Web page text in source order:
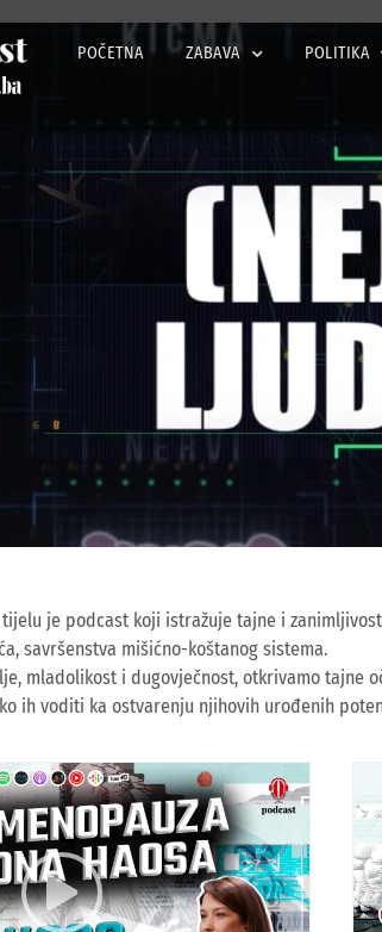
POČETNA ZABAVA POLITIKA
je podcast koji istražuje tajne i
savršenstva mišićno-koštanog sistema.
mladolikost i dugovječnost, otkrivamo
ih voditi ka ostvarenju njihovih urođenih